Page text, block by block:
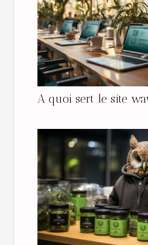
A quoi sert le site